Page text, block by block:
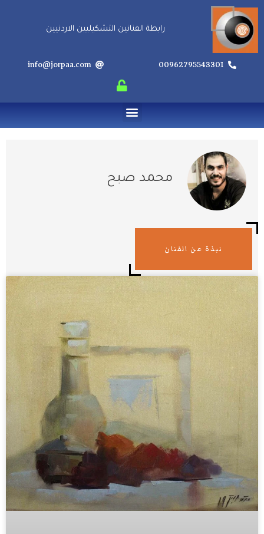
تخطي
إلى
المحتوى
رابطة الفنانين التشكيليين الاردنيين
00962795543301
info@jorpaa.com
Menu
محمد صبح
نبذة عن الفنان